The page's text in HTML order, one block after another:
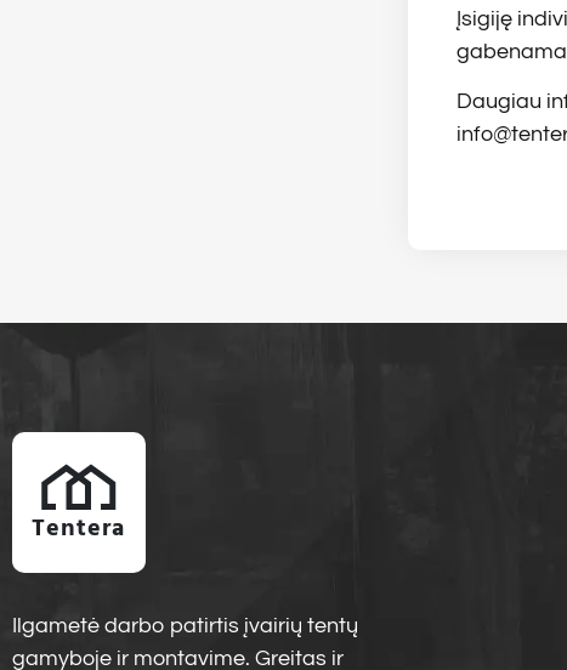
Įsigiję
Daugiau
Tentera
Ilgametė darbo patirtis įvairių tentų
gamyboje ir montavime. Greitas ir